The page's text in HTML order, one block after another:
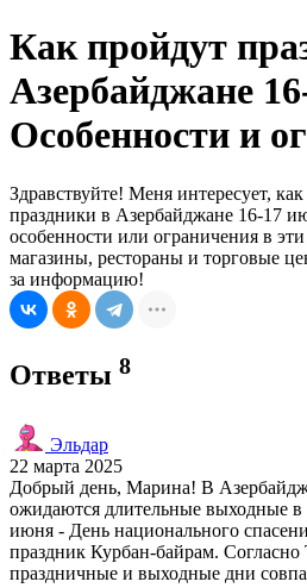
Как пройдут
Азербайджане
Особенности и
Здравствуйте! Меня интересует,
праздники в Азербайджане 16-17
особенности или ограничения в
магазины, рестораны и торговые
за информацию!
Ответы 8
Эльдар
22 марта 2025
Добрый день, Марина! В
ожидаются длительные выходные в
июня - День национального
праздник Курбан-байрам. Согласно
праздничные и выходные дни